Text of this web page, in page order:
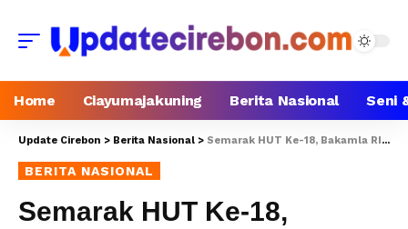
Home Ciayumajakuning Berita Nasional Seni
Update Cirebon > Berita Nasional > Semarak HUT Ke-18, Bakamla RI Gelar Apel Pasukan
BERITA NASIONAL
Semarak HUT Ke-18,